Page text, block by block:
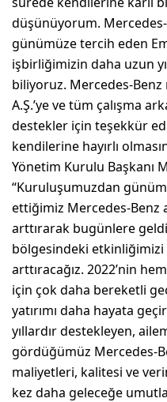
düşünüyorum. Mercedes-
günümüze tercih eden
işbirliğimizin daha uzun
biliyoruz. Mercedes-Benz
A.Ş.’ye ve tüm çalışma
destekler için teşekkür
kendilerine hayırlı
Yönetim Kurulu Başkanı
“Kuruluşumuzdan
ettiğimiz Mercedes-Benz
arttırarak bugünlere
bölgesindeki etkinliğimizi
arttıracağız. 2022’nin
için çok daha bereketli
yatırımı daha hayata
yıllardır destekleyen,
gördüğümüz Mercedes-
maliyetleri, kalitesi ve
kez daha geleceğe umutla